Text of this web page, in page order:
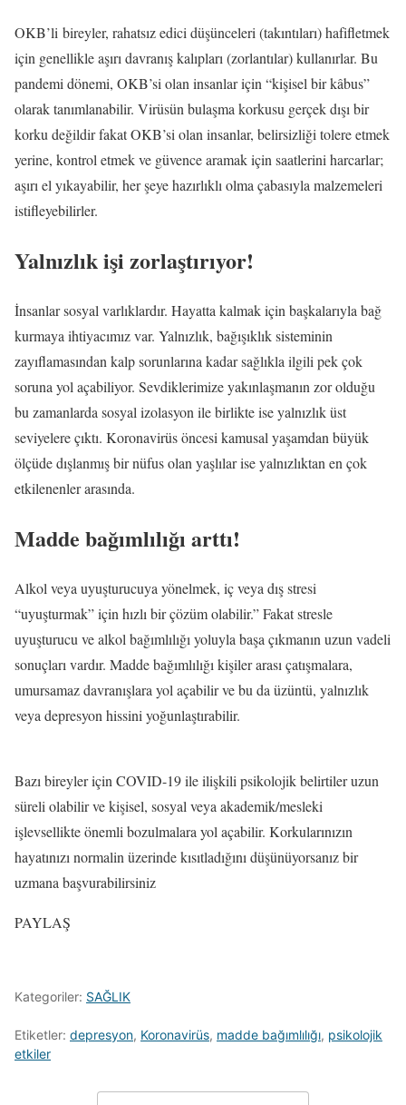
OKB’li bireyler, rahatsız edici düşünceleri (takıntıları) hafifletmek
için genellikle aşırı davranış kalıpları (zorlantılar) kullanırlar. Bu
pandemi dönemi, OKB’si olan insanlar için “kişisel bir kâbus”
olarak tanımlanabilir. Virüsün bulaşma korkusu gerçek dışı bir
korku değildir fakat OKB’si olan insanlar, belirsizliği tolere etmek
yerine, kontrol etmek ve güvence aramak için saatlerini harcarlar;
aşırı el yıkayabilir, her şeye hazırlıklı olma çabasıyla malzemeleri
istifleyebilirler.
Yalnızlık işi zorlaştırıyor!
İnsanlar sosyal varlıklardır. Hayatta kalmak için başkalarıyla bağ
kurmaya ihtiyacımız var. Yalnızlık, bağışıklık sisteminin
zayıflamasından kalp sorunlarına kadar sağlıkla ilgili pek çok
soruna yol açabiliyor. Sevdiklerimize yakınlaşmanın zor olduğu
bu zamanlarda sosyal izolasyon ile birlikte ise yalnızlık üst
seviyelere çıktı. Koronavirüs öncesi kamusal yaşamdan büyük
ölçüde dışlanmış bir nüfus olan yaşlılar ise yalnızlıktan en çok
etkilenenler arasında.
Madde bağımlılığı arttı!
Alkol veya uyuşturucuya yönelmek, iç veya dış stresi
“uyuşturmak” için hızlı bir çözüm olabilir.” Fakat stresle
uyuşturucu ve alkol bağımlılığı yoluyla başa çıkmanın uzun vadeli
sonuçları vardır. Madde bağımlılığı kişiler arası çatışmalara,
umursamaz davranışlara yol açabilir ve bu da üzüntü, yalnızlık
veya depresyon hissini yoğunlaştırabilir.
Bazı bireyler için COVID-19 ile ilişkili psikolojik belirtiler uzun
süreli olabilir ve kişisel, sosyal veya akademik/mesleki
işlevsellikte önemli bozulmalara yol açabilir. Korkularınızın
hayatınızı normalin üzerinde kısıtladığını düşünüyorsanız bir
uzmana başvurabilirsiniz
PAYLAŞ
Kategoriler: SAĞLIK
Etiketler: depresyon, Koronavirüs, madde bağımlılığı, psikolojik
etkiler